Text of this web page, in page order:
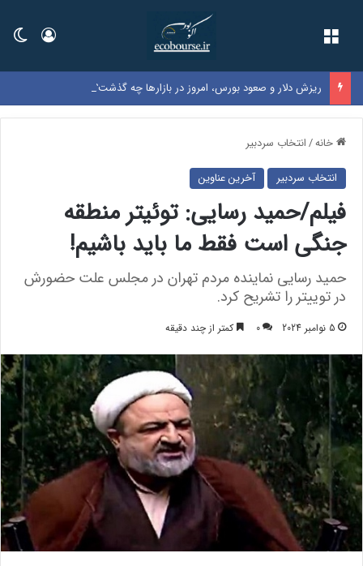
ورود
ریزش دلار و صعود بورس، امروز در بازارها چه گذشت؟
خانه/انتخاب سردبیر
انتخاب سردبیر آخرین عناوین
فیلم/حمید رسایی: توئیتر منطقه
جنگی است فقط ما باید باشیم!
حمید رسایی نماینده مردم تهران در مجلس علت حضورش
در توییتر را تشریح کرد.
5 نوامبر 2024 0 کمتر از چند دقیقه